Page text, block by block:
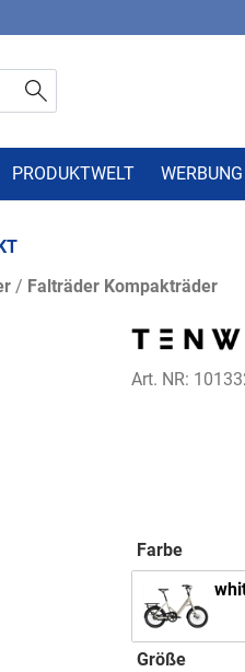
PRODUKTWELT WERBUNG
/ Falträder Kompakträder
Art. NR:
Farbe
Größe